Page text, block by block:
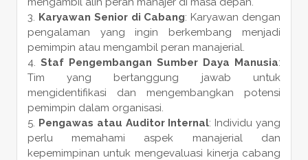
Karyawan Senior di Cabang: Karyawan dengan
pengalaman yang ingin berkembang menjadi
pemimpin atau mengambil peran manajerial.
Staf Pengembangan Sumber Daya Manusia:
Tim yang bertanggung jawab untuk
mengidentifikasi dan mengembangkan potensi
pemimpin dalam organisasi.
Pengawas atau Auditor Internal: Individu yang
perlu memahami aspek manajerial dan
kepemimpinan untuk mengevaluasi kinerja cabang